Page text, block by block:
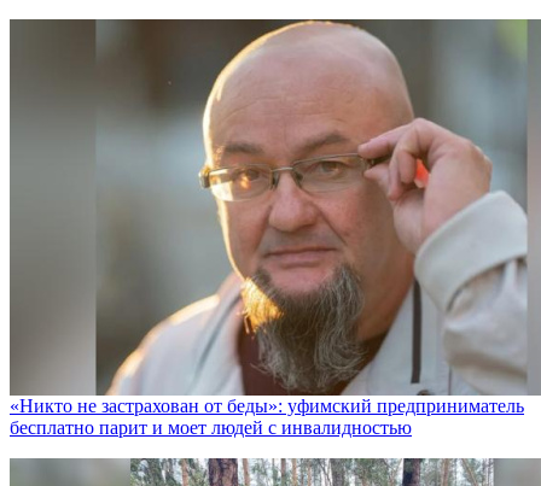
«Никто не заcтрахован от беды»: уфимский предприниматель
бесплатно парит и моет людей с инвалидностью